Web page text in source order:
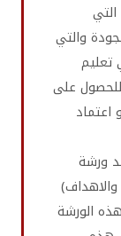
والتي
تعليم
على
اعتماد
الموافق 15-10 -2024 عقد ورشة
الورشة